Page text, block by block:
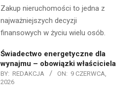
Zakup nieruchomości to jedna z
najważniejszych decyzji
finansowych w życiu wielu osób.
Świadectwo energetyczne dla
wynajmu – obowiązki właściciela
BY: REDAKCJA ON: 9 CZERWCA,
2026